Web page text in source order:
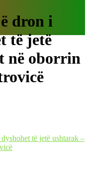
dron i
të jetë
në oborrin